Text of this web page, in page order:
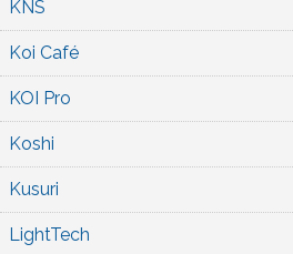
KNS
Koi Café
KOI Pro
Koshi
Kusuri
LightTech